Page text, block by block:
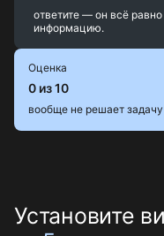
ответите — он всё
информацию.
Оценка
0 из 10
вообще не решает задачу
Установите